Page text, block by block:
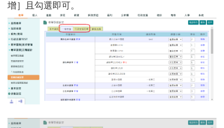
增］且勾選即可。